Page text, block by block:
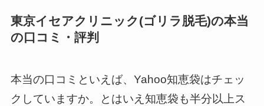
東京イセアクリニック(ゴリラ脱毛)の本当
の口コミ・評判
本当の口コミといえば、Yahoo知恵袋はチェッ
クしていますか。とはいえ知恵袋も半分以上ス